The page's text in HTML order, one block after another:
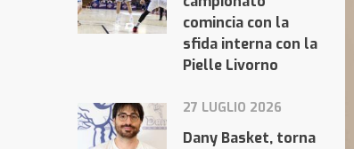
comincia con la
sfida interna con la
Pielle Livorno
27 LUGLIO 2026
Dany Basket, torna